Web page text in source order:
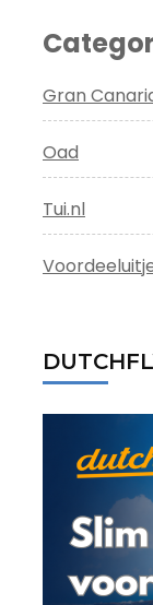
Gran
Oad
Tui.nl